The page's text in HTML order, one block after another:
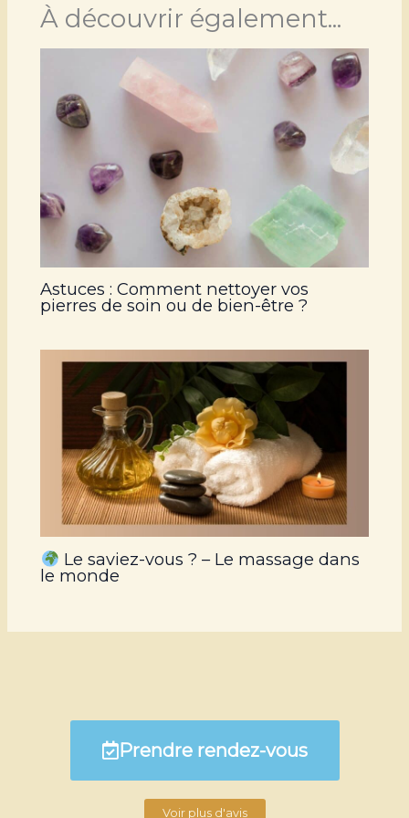
À découvrir également...
Astuces : Comment nettoyer vos
pierres de soin ou de bien-être ?
Le saviez-vous ? – Le massage dans
le monde
Prendre rendez-vous
Voir plus d'avis